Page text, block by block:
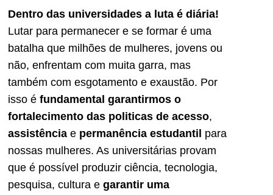
Dentro das universidades a luta é diária!
Lutar para permanecer e se formar é uma
batalha que milhões de mulheres, jovens ou
não, enfrentam com muita garra, mas
também com esgotamento e exaustão. Por
isso é fundamental garantirmos o
fortalecimento das politicas de acesso,
assistência e permanência estudantil para
nossas mulheres. As universitárias provam
que é possível produzir ciência, tecnologia,
pesquisa, cultura e garantir uma